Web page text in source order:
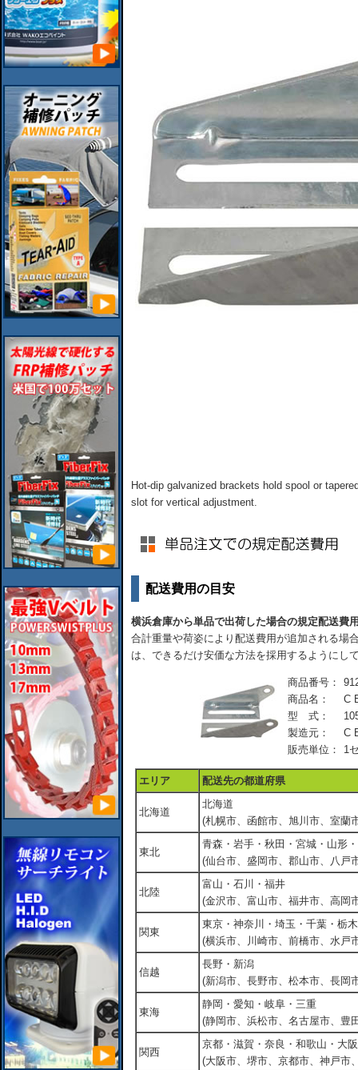
Hot-dip galvanized brackets hold spool or
slot for vertical adjustment.
配送費用の目安
横浜倉庫から単品で出荷した場合の規定配送費
合計重量や荷姿により配送費用が追加される場
は、できるだけ安価な方法を採用するようにし
商品番号：
商品名：
C
型 式：
製造元：
C
販売単位：
1
エリア 配送先の都道府県
北海道
北海道
(札幌市、函館市、旭川市、室蘭
東北
青森・岩手・秋田・宮城・山形
(仙台市、盛岡市、郡山市、八戸
北陸
富山・石川・福井
(金沢市、富山市、福井市、高岡
関東
東京・神奈川・埼玉・千葉・栃
(横浜市、川崎市、前橋市、水戸
信越
長野・新潟
(新潟市、長野市、松本市、長岡
東海
静岡・愛知・岐阜・三重
(静岡市、浜松市、名古屋市、豊
関西
京都・滋賀・奈良・和歌山・大
(大阪市、堺市、京都市、神戸市